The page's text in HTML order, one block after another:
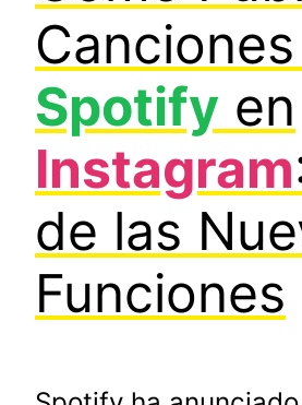
Spotify en
Instagram
de las
Funciones